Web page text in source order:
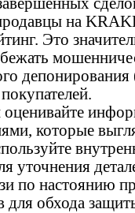
на
Это
оценивайте
которые
уточнения
по настоянию
для обхода